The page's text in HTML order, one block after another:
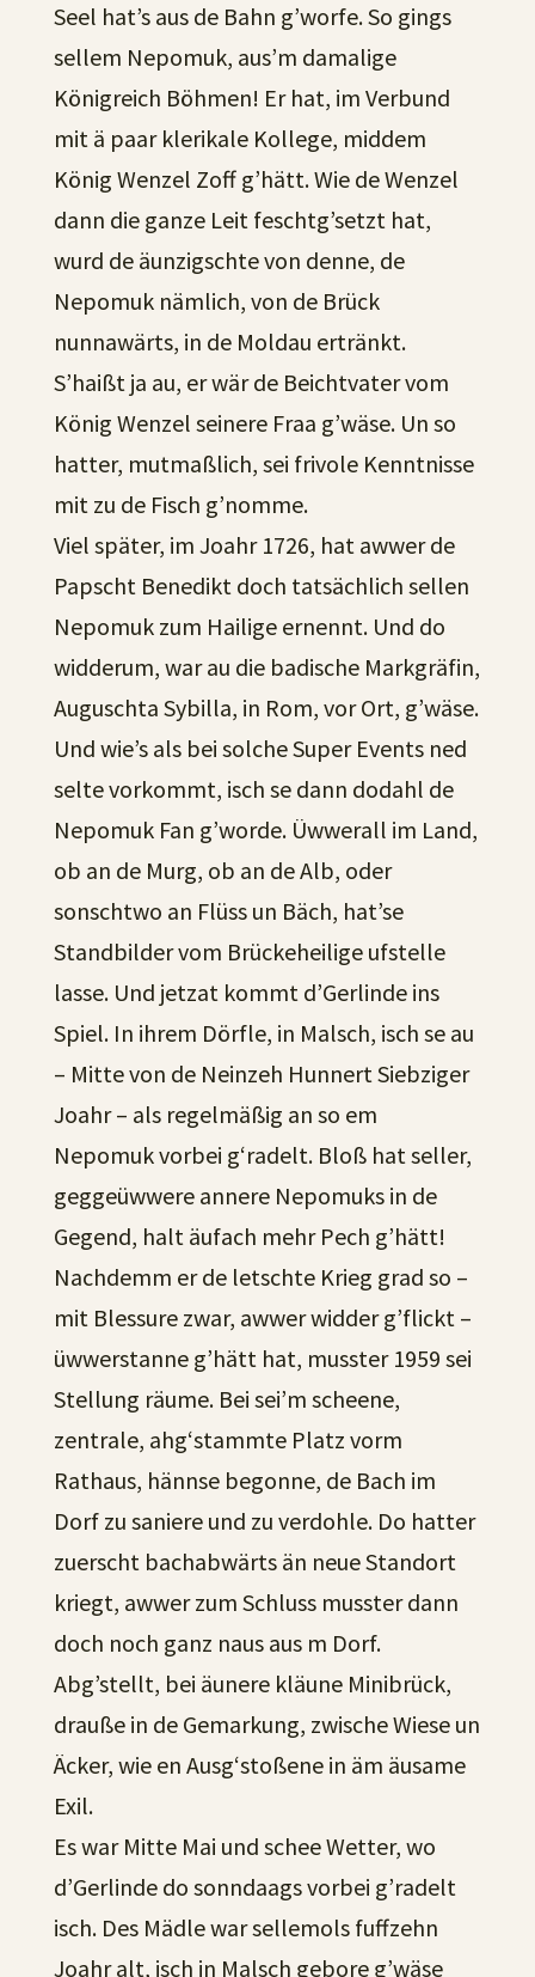
Seel hat’s aus de Bahn g’worfe. So gings
sellem Nepomuk, aus’m damalige
Königreich Böhmen! Er hat, im Verbund
mit ä paar klerikale Kollege, middem
König Wenzel Zoff g’hätt. Wie de Wenzel
dann die ganze Leit feschtg’setzt hat,
wurd de äunzigschte von denne, de
Nepomuk nämlich, von de Brück
nunnawärts, in de Moldau ertränkt.
S’haißt ja au, er wär de Beichtvater vom
König Wenzel seinere Fraa g’wäse. Un so
hatter, mutmaßlich, sei frivole Kenntnisse
mit zu de Fisch g’nomme.
Viel später, im Joahr 1726, hat awwer de
Papscht Benedikt doch tatsächlich sellen
Nepomuk zum Hailige ernennt. Und do
widderum, war au die badische Markgräfin,
Auguschta Sybilla, in Rom, vor Ort, g’wäse.
Und wie’s als bei solche Super Events ned
selte vorkommt, isch se dann dodahl de
Nepomuk Fan g’worde. Üwwerall im Land,
ob an de Murg, ob an de Alb, oder
sonschtwo an Flüss un Bäch, hat’se
Standbilder vom Brückeheilige ufstelle
lasse. Und jetzat kommt d’Gerlinde ins
Spiel. In ihrem Dörfle, in Malsch, isch se au
– Mitte von de Neinzeh Hunnert Siebziger
Joahr – als regelmäßig an so em
Nepomuk vorbei g‘radelt. Bloß hat seller,
geggeüwwere annere Nepomuks in de
Gegend, halt äufach mehr Pech g’hätt!
Nachdemm er de letschte Krieg grad so –
mit Blessure zwar, awwer widder g’flickt –
üwwerstanne g’hätt hat, musster 1959 sei
Stellung räume. Bei sei’m scheene,
zentrale, ahg‘stammte Platz vorm
Rathaus, hännse begonne, de Bach im
Dorf zu saniere und zu verdohle. Do hatter
zuerscht bachabwärts än neue Standort
kriegt, awwer zum Schluss musster dann
doch noch ganz naus aus m Dorf.
Abg’stellt, bei äunere kläune Minibrück,
drauße in de Gemarkung, zwische Wiese un
Äcker, wie en Ausg‘stoßene in äm äusame
Exil.
Es war Mitte Mai und schee Wetter, wo
d’Gerlinde do sonndaags vorbei g’radelt
isch. Des Mädle war sellemols fuffzehn
Joahr alt, isch in Malsch gebore g’wäse